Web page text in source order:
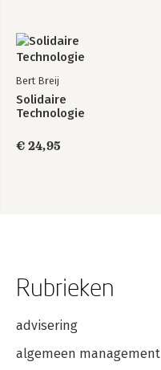
Bert Breij
Solidaire
Technologie
€ 24,95
Rubrieken
advisering
algemeen management